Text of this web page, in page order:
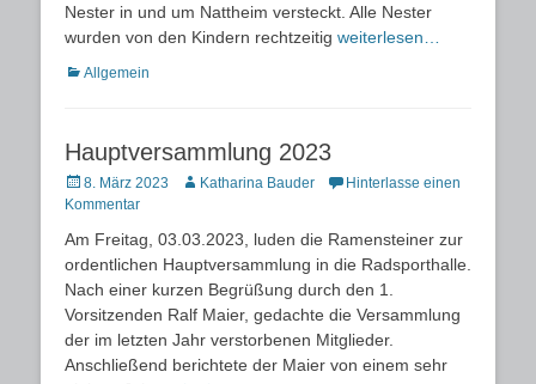
Nester in und um Nattheim versteckt. Alle Nester
wurden von den Kindern rechtzeitig weiterlesen…
Kategorien
Allgemein
Hauptversammlung 2023
Posted
on
8. März 2023 AutorKatharina Bauder
Hinterlasse einen
Kommentar
Am Freitag, 03.03.2023, luden die Ramensteiner zur
ordentlichen Hauptversammlung in die Radsporthalle.
Nach einer kurzen Begrüßung durch den 1.
Vorsitzenden Ralf Maier, gedachte die Versammlung
der im letzten Jahr verstorbenen Mitglieder.
Anschließend berichtete der Maier von einem sehr